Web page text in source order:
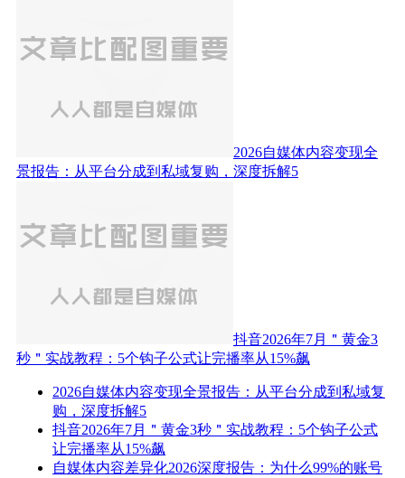
2026自媒体内容变现全
景报告：从平台分成到私域复购，深度拆解5
抖音2026年7月＂黄金3
秒＂实战教程：5个钩子公式让完播率从15%飙
2026自媒体内容变现全景报告：从平台分成到私域复
购，深度拆解5
抖音2026年7月＂黄金3秒＂实战教程：5个钩子公式
让完播率从15%飙
自媒体内容差异化2026深度报告：为什么99%的账号